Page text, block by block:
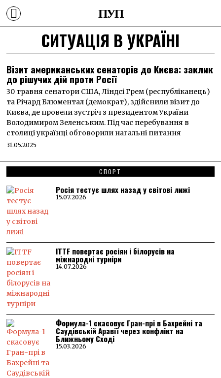
ПУП
СИТУАЦІЯ В УКРАЇНІ
Візит американських сенаторів до Києва: заклик
до рішучих дій проти Росії
30 травня сенатори США, Ліндсі Грем (республіканець)
та Річард Блюментал (демократ), здійснили візит до
Києва, де провели зустріч з президентом України
Володимиром Зеленським. Під час перебування в
столиці українці обговорили нагальні питання
31.05.2025
СПОРТ
Росія тестує шлях назад у світові лижі
15.07.2026
ITTF повертає росіян і білорусів на
міжнародні турніри
14.07.2026
Формула-1 скасовує Гран-прі в Бахрейні та
Саудівській Аравії через конфлікт на
Ближньому Сході
15.03.2026